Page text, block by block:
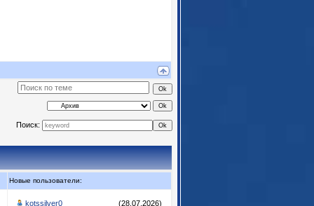
Поиск:
Новые пользователи:
kotssilver0 (28.07.2026)